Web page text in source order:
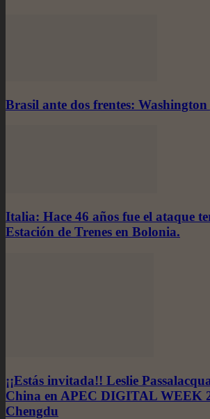
Brasil ante dos frentes:
Italia: Hace 46 años fue el ataque
Estación de Trenes en Bolonia.
¡¡Estás invitada!! Leslie
China en APEC DIGITAL WEEK
Chengdu